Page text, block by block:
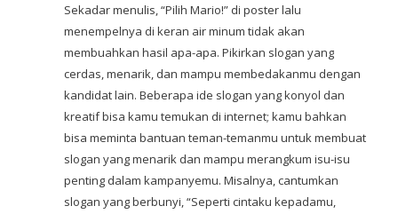
Sekadar menulis, “Pilih Mario!” di poster lalu
menempelnya di keran air minum tidak akan
membuahkan hasil apa-apa. Pikirkan slogan yang
cerdas, menarik, dan mampu membedakanmu dengan
kandidat lain. Beberapa ide slogan yang konyol dan
kreatif bisa kamu temukan di internet; kamu bahkan
bisa meminta bantuan teman-temanmu untuk membuat
slogan yang menarik dan mampu merangkum isu-isu
penting dalam kampanyemu. Misalnya, cantumkan
slogan yang berbunyi, “Seperti cintaku kepadamu,